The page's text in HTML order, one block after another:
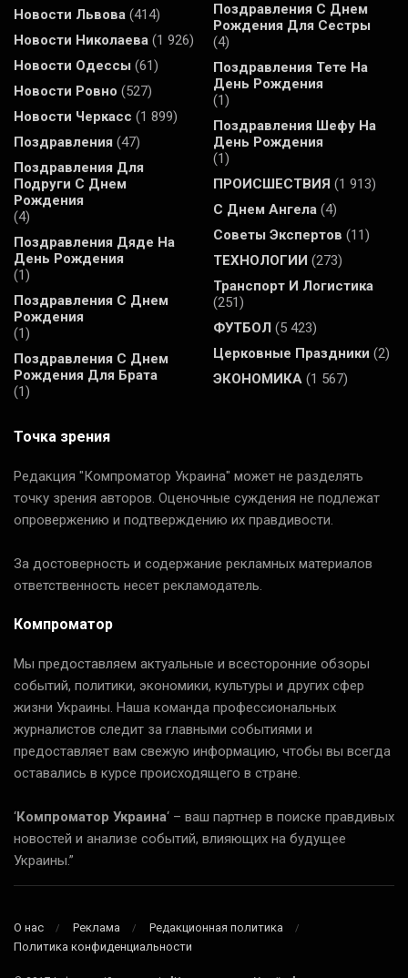
Новости Львова (414)
Новости Николаева (1 926)
Новости Одессы (61)
Новости Ровно (527)
Новости Черкасс (1 899)
Поздравления (47)
Поздравления Для
Подруги С Днем
Рождения
(4)
Поздравления Дяде На
День Рождения
(1)
Поздравления С Днем
Рождения
(1)
Поздравления С Днем
Рождения Для Брата
(1)
Поздравления С Днем
Рождения Для Сестры
(4)
Поздравления Тете На
День Рождения
(1)
Поздравления Шефу На
День Рождения
(1)
ПРОИСШЕСТВИЯ (1 913)
С Днем Ангела (4)
Советы Экспертов (11)
ТЕХНОЛОГИИ (273)
Транспорт И Логистика
(251)
ФУТБОЛ (5 423)
Церковные Праздники (2)
ЭКОНОМИКА (1 567)
Точка зрения
Редакция "Компроматор Украина" может не разделять
точку зрения авторов. Оценочные суждения не подлежат
опровержению и подтверждению их правдивости.
За достоверность и содержание рекламных материалов
ответственность несет рекламодатель.
Компроматор
Мы предоставляем актуальные и всесторонние обзоры
событий, политики, экономики, культуры и других сфер
жизни Украины. Наша команда профессиональных
журналистов следит за главными событиями и
предоставляет вам свежую информацию, чтобы вы всегда
оставались в курсе происходящего в стране.
‘Компроматор Украина‘ – ваш партнер в поиске правдивых
новостей и анализе событий, влияющих на будущее
Украины.”
О нас Реклама
Редакционная политика
Политика конфиденциальности